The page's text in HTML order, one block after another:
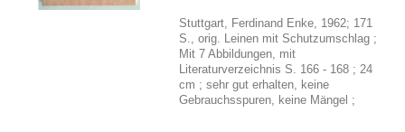
Stuttgart, Ferdinand Enke, 1962; 171
S., orig. Leinen mit Schutzumschlag ;
Mit 7 Abbildungen, mit
Literaturverzeichnis S. 166 - 168 ; 24
cm ; sehr gut erhalten, keine
Gebrauchsspuren, keine Mängel ;